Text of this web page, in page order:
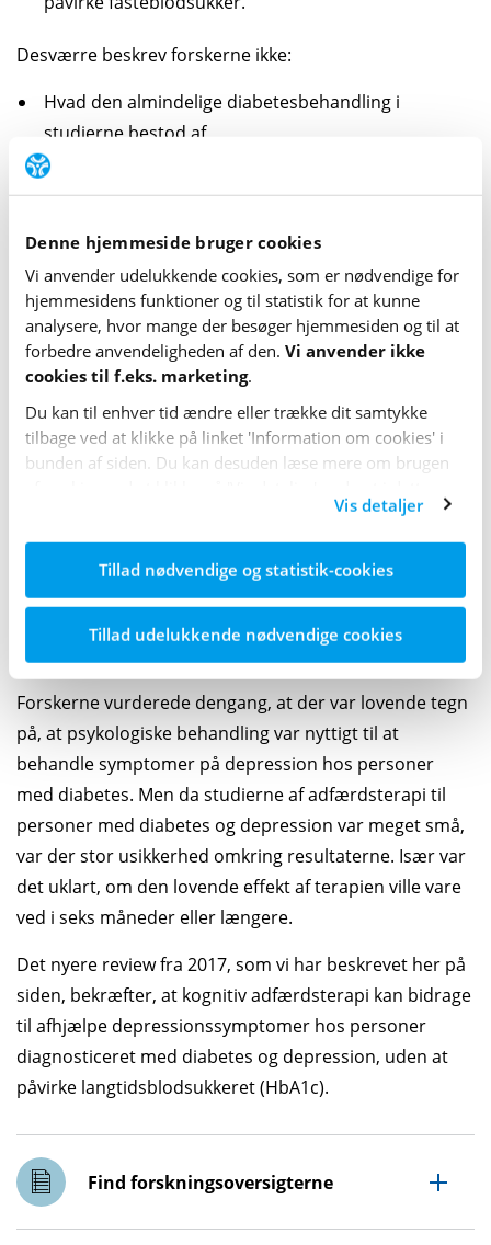
Denne hjemmeside bruger cookies
Vi anvender udelukkende cookies, som er nødvendige for
hjemme­sidens funktioner og til statistik for at kunne
analysere, hvor mange der besøger hjemme­siden og til at
forbedre anvende­lig­heden af den. Vi anvender ikke
cookies til f.eks. marketing.
Du kan til enhver tid ændre eller trække dit samtykke
tilbage ved at klikke på linket 'Information om cookies' i
bunden af siden. Du kan desuden læse mere om brugen
Vis detaljer
Tillad nødvendige og statistik-cookies
Tillad udelukkende nødvendige cookies
Desværre beskrev forskerne ikke:
Hvad den almindelige diabetesbehandling i
studierne bestod af
Om borgerne samtidig modtog medicinsk
behandling mod depression
Hvor i verden studierne var foretaget
Eventuelle bivirkninger ved kognitiv adfærdsterapi.
Hvor sikre er forskerne?
Forskerne lavede ikke en samlet og systematisk
vurdering af, hvor sikre deres resultater var. Det er
derfor uklart, i hvor høj grad deres konklusioner også
anerkendteCochraneen lignende analyse af
psykologiske behandlinger til personer med
depression og diabetes. Fire af studierne omhandlede
kognitiv adfærdsterapi mod depression.
Forskerne vurderede dengang, at der var lovende tegn
på, at psykologiske behandling var nyttigt til at
behandle symptomer på depression hos personer
med diabetes. Men da studierne af adfærdsterapi til
personer med diabetes og depression var meget små,
var der stor usikkerhed omkring resultaterne. Især var
det uklart, om den lovende effekt af terapien ville vare
ved i seks måneder eller længere.
Det nyere review fra 2017, som vi har beskrevet her på
siden, bekræfter, at kognitiv adfærdsterapi kan bidrage
til afhjælpe depressionssymptomer hos personer
diagnosticeret med diabetes og depression, uden at
påvirke langtidsblodsukkeret (HbA1c).
Find forskningsoversigterne